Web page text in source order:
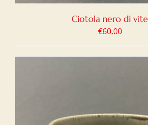
Ciotola nero di vite
€60,00